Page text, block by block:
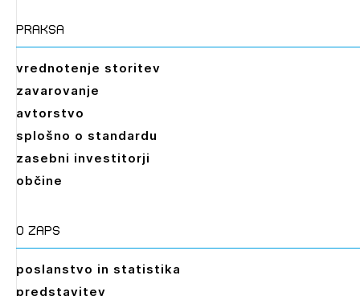
praksa
vrednotenje storitev
zavarovanje
avtorstvo
splošno o standardu
zasebni investitorji
občine
O zaps
poslanstvo in statistika
predstavitev